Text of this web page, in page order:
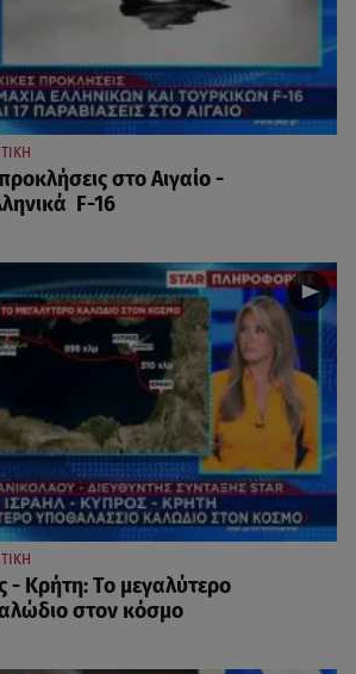
στο Αιγαίο -
F-16
- Κρήτη: Το μεγαλύτερο
στον κόσμο